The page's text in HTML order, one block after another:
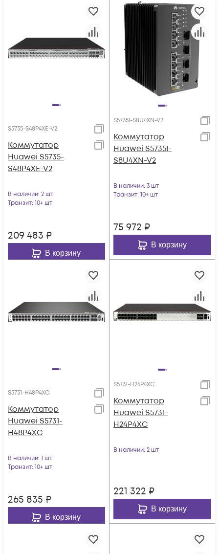
S5735-S48P4XE-V2
Коммутатор
Huawei S5735-
S48P4XE-V2
В наличии: 2 шт
Транзит: 10+ шт
209 483 ₽
В корзину
S5735I-S8U4XN-V2
Коммутатор
Huawei S5735I-
S8U4XN-V2
В наличии: 3 шт
Транзит: 10+ шт
75 972 ₽
В корзину
S5731-H48P4XC
Коммутатор
Huawei S5731-
H48P4XC
В наличии: 1 шт
Транзит: 10+ шт
265 835 ₽
В корзину
S5731-H24P4XC
Коммутатор
Huawei S5731-
H24P4XC
В наличии: 2 шт
221 322 ₽
В корзину